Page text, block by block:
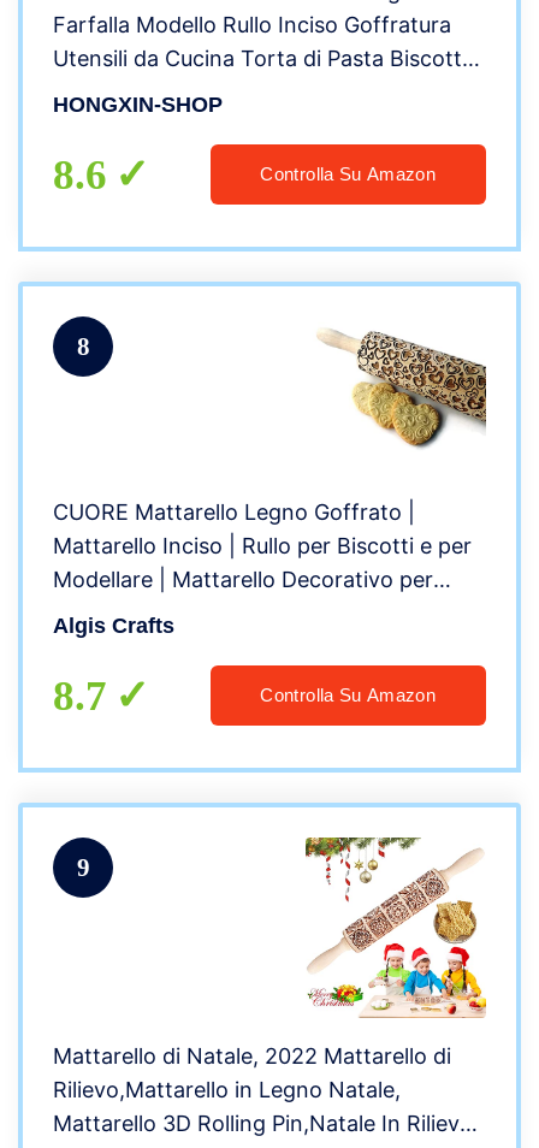
Farfalla Modello Rullo Inciso Goffratura
Utensili da Cucina Torta di Pasta Biscotto
Fondente Cottura Domicilio Regalo 35cm
HONGXIN-SHOP
8.6 Controlla Su Amazon
8
CUORE Mattarello Legno Goffrato |
Mattarello Inciso | Rullo per Biscotti e per
Modellare | Mattarello Decorativo per
Biscotti di Algis Crafts
Algis Crafts
8.7 Controlla Su Amazon
9
Mattarello di Natale, 2022 Mattarello di
Rilievo,Mattarello in Legno Natale,
Mattarello 3D Rolling Pin,Natale In Rilievo